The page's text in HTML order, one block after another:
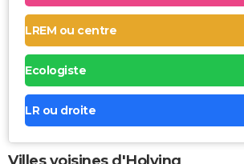
LREM ou centre
Ecologiste
LR ou droite